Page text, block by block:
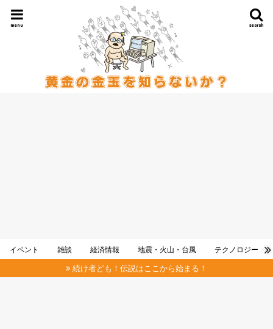
search
menu
イベント 雑談 経済情報 地震・火山・台風 テクノロジー
続け者ども！伝説はここから始まる！